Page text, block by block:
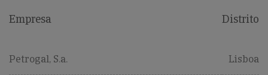
Empresa Distrito
Petrogal, S.a. Lisboa